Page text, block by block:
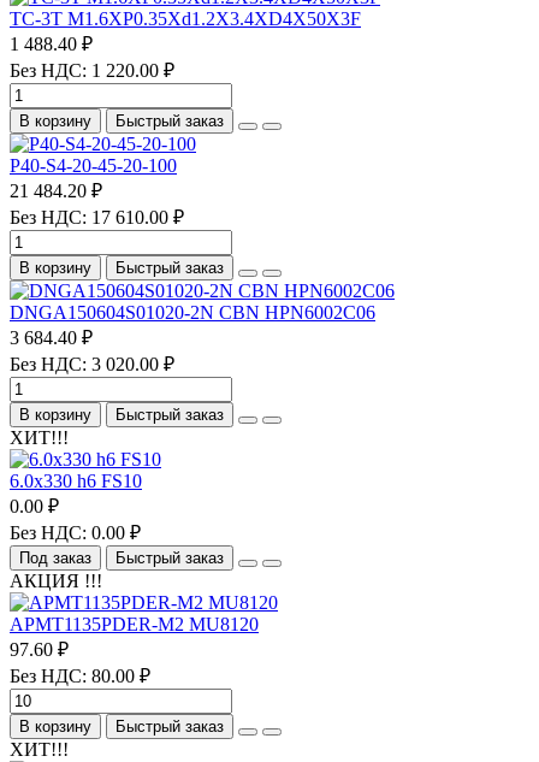
TC-3T M1.6XP0.35Xd1.2X3.4XD4X50X3F
1 488.40 ₽
Без НДС: 1 220.00 ₽
В корзину Быстрый заказ
P40-S4-20-45-20-100
21 484.20 ₽
Без НДС: 17 610.00 ₽
В корзину Быстрый заказ
DNGA150604S01020-2N CBN HPN6002C06
3 684.40 ₽
Без НДС: 3 020.00 ₽
В корзину Быстрый заказ
ХИТ!!!
6.0х330 h6 FS10
0.00 ₽
Без НДС: 0.00 ₽
Под заказ Быстрый заказ
АКЦИЯ !!!
APMT1135PDER-M2 MU8120
97.60 ₽
Без НДС: 80.00 ₽
В корзину Быстрый заказ
ХИТ!!!